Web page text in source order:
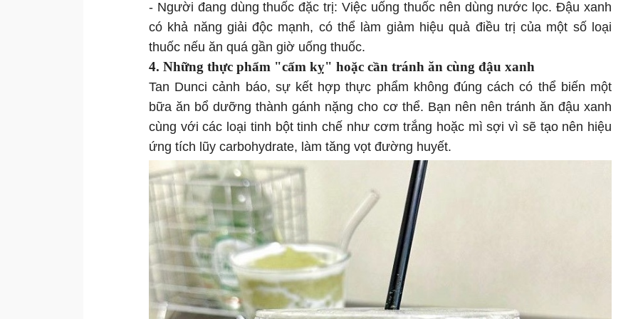
- Người đang dùng thuốc đặc trị: Việc uống thuốc nên dùng nước lọc. Đậu xanh
có khả năng giải độc mạnh, có thể làm giảm hiệu quả điều trị của một số loại
thuốc nếu ăn quá gần giờ uống thuốc.
4. Những thực phẩm "cấm kỵ" hoặc cần tránh ăn cùng đậu xanh
Tan Dunci cảnh báo, sự kết hợp thực phẩm không đúng cách có thể biến một
bữa ăn bổ dưỡng thành gánh nặng cho cơ thể. Bạn nên nên tránh ăn đậu xanh
cùng với các loại tinh bột tinh chế như cơm trắng hoặc mì sợi vì sẽ tạo nên hiệu
ứng tích lũy carbohydrate, làm tăng vọt đường huyết.